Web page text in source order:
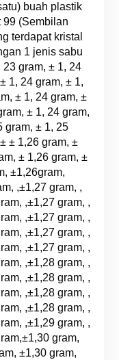
buah plastik
99 (Sembilan
terdapat kristal
1 jenis sabu
gram, ± 1, 24
1, 24 gram, ± 1,
± 1, 24 gram, ±
± 1, 24 gram,
gram, ± 1, 25
± 1,26 gram, ±
± 1,26 gram, ±
±1,26gram,
,±1,27 gram, ,
,±1,27 gram, ,
,±1,27 gram, ,
,±1,27 gram, ,
,±1,27 gram, ,
,±1,28 gram, ,
,±1,28 gram, ,
,±1,28 gram, ,
,±1,28 gram, ,
,±1,29 gram, ,
gram,
±1,30 gram,